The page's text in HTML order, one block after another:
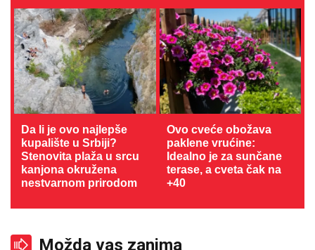
Da li je ovo najlepše
kupalište u Srbiji?
Stenovita plaža u srcu
kanjona okružena
nestvarnom prirodom
Ovo cveće obožava
paklene vrućine:
Idealno je za sunčane
terase, a cveta čak na
+40
Možda vas zanima